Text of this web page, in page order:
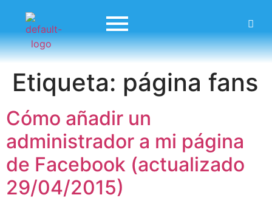
Etiqueta: página fans
Cómo añadir un
administrador a mi página
de Facebook (actualizado
29/04/2015)